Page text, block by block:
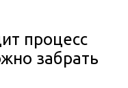
процесс
забрать